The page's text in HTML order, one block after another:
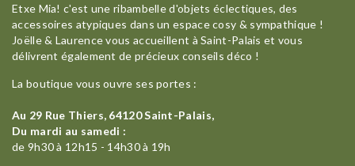
Etxe Mia! c'est une ribambelle d'objets éclectiques, des
accessoires atypiques dans un espace cosy & sympathique !
Joëlle & Laurence vous accueillent à Saint-Palais et vous
délivrent également de précieux conseils déco !
La boutique vous ouvre ses portes :
Au 29 Rue Thiers, 64120 Saint-Palais,
Du mardi au samedi :
de 9h30 à 12h15 - 14h30 à 19h